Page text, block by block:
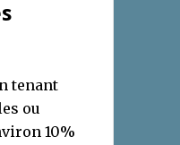
tenant
ou
10%